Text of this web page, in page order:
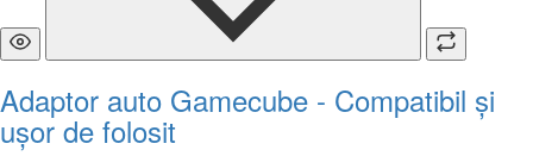
Adaptor auto Gamecube - Compatibil și
ușor de folosit